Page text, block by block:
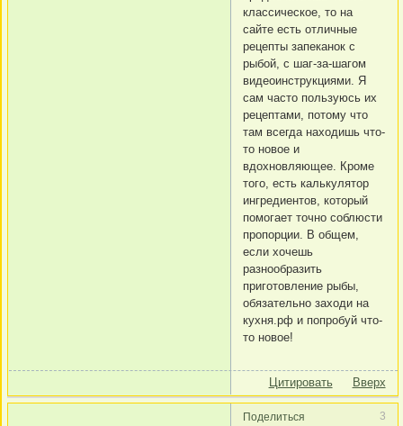
классическое, то на
сайте есть отличные
рецепты запеканок с
рыбой, с шаг-за-шагом
видеоинструкциями. Я
сам часто пользуюсь их
рецептами, потому что
там всегда находишь что-
то новое и
вдохновляющее. Кроме
того, есть калькулятор
ингредиентов, который
помогает точно соблюсти
пропорции. В общем,
если хочешь
разнообразить
приготовление рыбы,
обязательно заходи на
кухня.рф и попробуй что-
то новое!
Цитировать Вверх
Поделиться
3